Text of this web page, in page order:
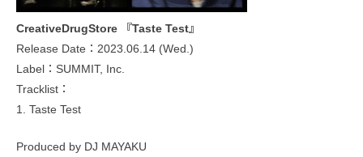
CreativeDrugStore 『Taste Test』
Release Date：2023.06.14 (Wed.)
Label：SUMMIT, Inc.
Tracklist：
1. Taste Test
Produced by DJ MAYAKU